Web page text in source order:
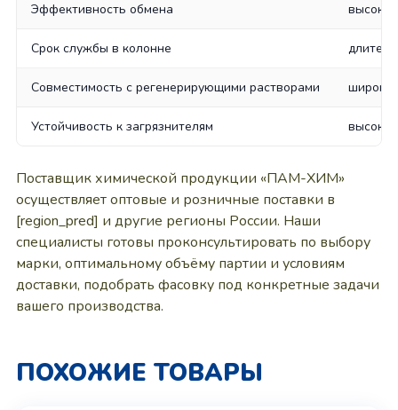
Эффективность обмена высокая
Срок службы в колонне
Совместимость с регенерирующими растворами
Устойчивость к загрязнителям высокая
Поставщик химической продукции «ПАМ-ХИМ»
осуществляет оптовые и розничные поставки в
[region_pred] и другие регионы России. Наши
специалисты готовы проконсультировать по выбору
марки, оптимальному объёму партии и условиям
доставки, подобрать фасовку под конкретные задачи
вашего производства.
ПОХОЖИЕ ТОВАРЫ